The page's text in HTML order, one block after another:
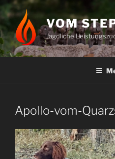
Zum
Inhalt
springen
VOM
Jagdliche
Apollo-vom-